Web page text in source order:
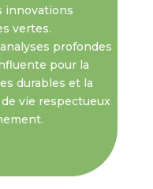
innovations
vertes.
profondes
pour la
durables et la
vie respectueux